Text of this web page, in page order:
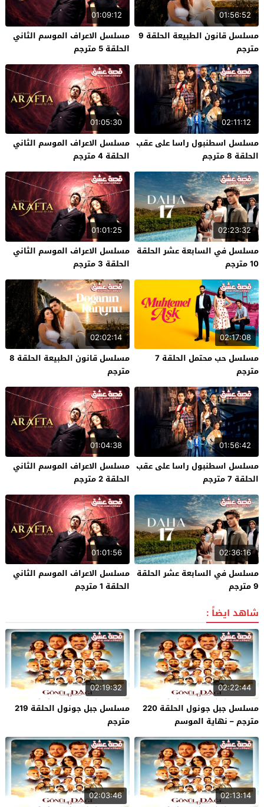
01:56:52
مسلسل قانون الطبيعة الحلقة 9
مترجم
01:09:12
مسلسل الاعراف الموسم الثاني
الحلقة 5 مترجم
02:11:12
مسلسل اسطنبول راسا على عقب
الحلقة 8 مترجم
01:05:30
مسلسل الاعراف الموسم الثاني
الحلقة 4 مترجم
02:23:32
مسلسل في السابعة عشر الحلقة
10 مترجم
01:01:25
مسلسل الاعراف الموسم الثاني
الحلقة 3 مترجم
02:17:08
مسلسل حب محتمل الحلقة 7
مترجم
02:02:14
مسلسل قانون الطبيعة الحلقة 8
مترجم
01:56:42
مسلسل اسطنبول راسا على عقب
الحلقة 7 مترجم
01:04:38
مسلسل الاعراف الموسم الثاني
الحلقة 2 مترجم
02:36:16
مسلسل في السابعة عشر الحلقة
9 مترجم
01:01:56
مسلسل الاعراف الموسم الثاني
الحلقة 1 مترجم
شاهد ايضاً :
02:22:44
مسلسل جبل جونول الحلقة 220
مترجم – نهاية الموسم
02:19:32
مسلسل جبل جونول الحلقة 219
مترجم
02:13:14
02:03:46